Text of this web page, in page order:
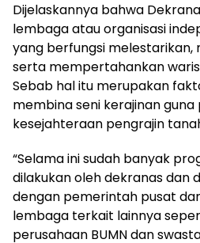
Dijelaskannya bahwa
lembaga atau organisasi
yang berfungsi
serta mempertahankan
Sebab hal itu merupakan
membina seni kerajinan
kesejahteraan pengrajin
“Selama ini sudah banyak
dilakukan oleh dekranas dan
dengan pemerintah pusat
lembaga terkait lainnya
perusahaan BUMN dan